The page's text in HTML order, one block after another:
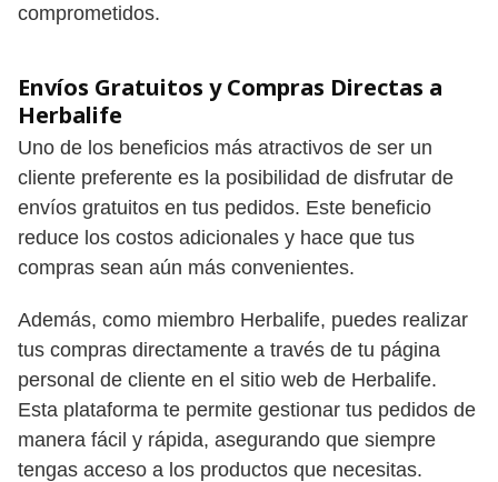
comprometidos.
Envíos Gratuitos y Compras Directas a
Herbalife
Uno de los beneficios más atractivos de ser un
cliente preferente es la posibilidad de disfrutar de
envíos gratuitos en tus pedidos. Este beneficio
reduce los costos adicionales y hace que tus
compras sean aún más convenientes.
Además, como miembro Herbalife, puedes realizar
tus compras directamente a través de tu página
personal de cliente en el sitio web de Herbalife.
Esta plataforma te permite gestionar tus pedidos de
manera fácil y rápida, asegurando que siempre
tengas acceso a los productos que necesitas.